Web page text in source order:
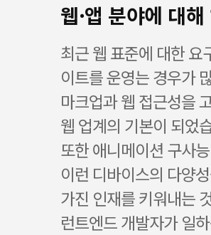
웹·앱 분야에 대
최근 웹 표준에 대한 요
이트를 운영는 경우가
마크업과 웹 접근성을
웹 업계의 기본이 되었
또한 애니메이션 구사
이런 디바이스의 다양
가진 인재를 키워내는
런트엔드 개발자가 일